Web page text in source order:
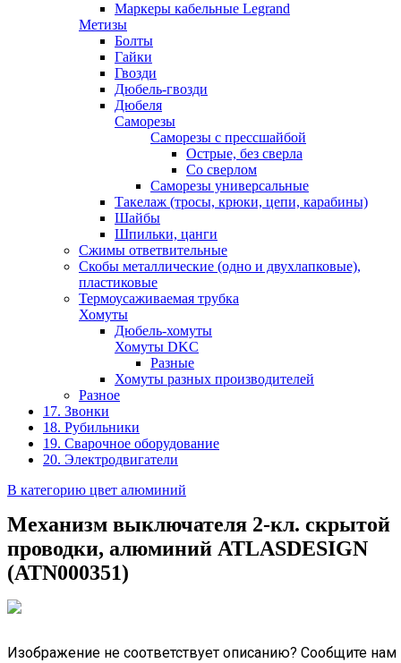
Маркеры кабельные Legrand
Метизы
Болты
Гайки
Гвозди
Дюбель-гвозди
Дюбеля
Саморезы
Саморезы с прессшайбой
Острые, без сверла
Со сверлом
Саморезы универсальные
Такелаж (тросы, крюки, цепи, карабины)
Шайбы
Шпильки, цанги
Сжимы ответвительные
Скобы металлические (одно и двухлапковые),
пластиковые
Термоусаживаемая трубка
Хомуты
Дюбель-хомуты
Хомуты DKC
Разные
Хомуты разных производителей
Разное
17. Звонки
18. Рубильники
19. Сварочное оборудование
20. Электродвигатели
В категорию цвет алюминий
Механизм выключателя 2-кл. скрытой
проводки, алюминий ATLASDESIGN
(ATN000351)
Изображение не соответствует описанию? Сообщите нам